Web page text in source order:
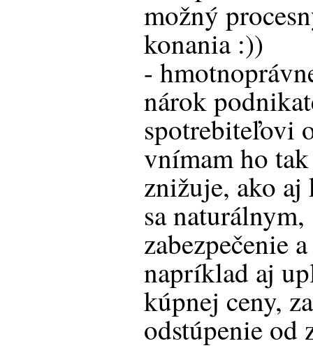
možný
konania :))
-
nárok
spotrebiteľovi
vnímam ho
znižuje, ako
sa naturálnym,
zabezpečenie
napríklad aj
kúpnej ceny,
odstúpenie od